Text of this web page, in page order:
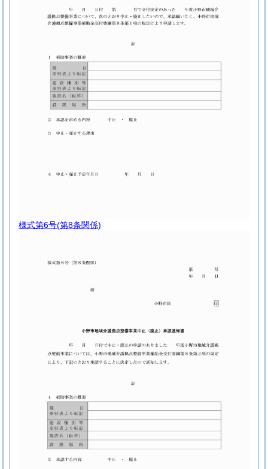
様式第6号(第8条関係)